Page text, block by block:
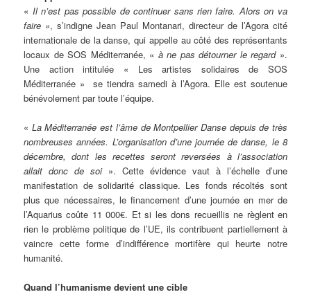
« Il n’est pas possible de continuer sans rien faire. Alors on va
faire », s’indigne Jean Paul Montanari, directeur de l’Agora cité
internationale de la danse, qui appelle au côté des représentants
locaux de SOS Méditerranée, « à ne pas détourner le regard».
Une action intitulée « Les artistes solidaires de SOS
Méditerranée » se tiendra samedi à l’Agora. Elle est soutenue
bénévolement par toute l’équipe.
« La Méditerranée est l’âme de Montpellier Danse depuis de très
nombreuses années. L’organisation d’une journée de danse, le 8
décembre, dont les recettes seront reversées à l’association
allait donc de soi». Cette évidence vaut à l’échelle d’une
manifestation de solidarité classique. Les fonds récoltés sont
plus que nécessaires, le financement d’une journée en mer de
l’Aquarius coûte 11 000€. Et si les dons recueillis ne règlent en
rien le problème politique de l’UE, ils contribuent partiellement à
vaincre cette forme d’indifférence mortifère qui heurte notre
humanité.
Quand l’humanisme devient une cible